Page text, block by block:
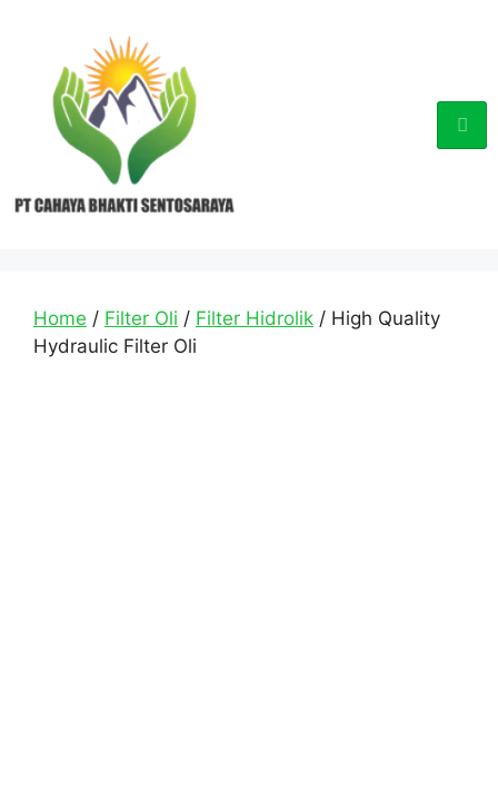
Home / Filter Oli / Filter Hidrolik / High Quality
Hydraulic Filter Oli